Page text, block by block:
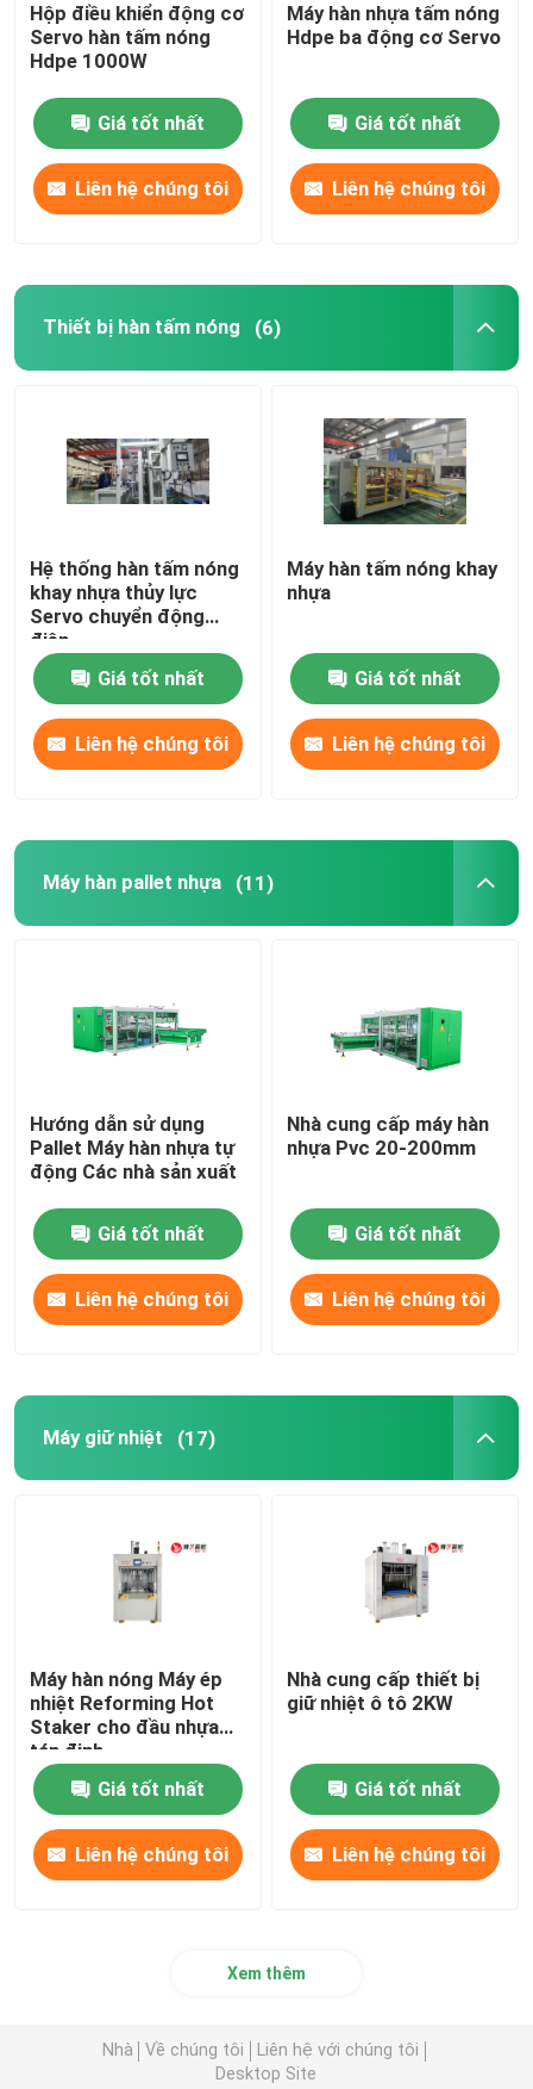
Hộp điều khiển động cơ
Servo hàn tấm nóng
Hdpe 1000W
Giá tốt nhất
Liên hệ chúng tôi
Máy hàn nhựa tấm nóng
Hdpe ba động cơ Servo
Giá tốt nhất
Liên hệ chúng tôi
Thiết bị hàn tấm nóng (6)
Hệ thống hàn tấm nóng
khay nhựa thủy lực
Servo chuyển động
điện
Giá tốt nhất
Liên hệ chúng tôi
Máy hàn tấm nóng khay
nhựa
Giá tốt nhất
Liên hệ chúng tôi
Máy hàn pallet nhựa (11)
Hướng dẫn sử dụng
Pallet Máy hàn nhựa tự
động Các nhà sản xuất
Giá tốt nhất
Liên hệ chúng tôi
Nhà cung cấp máy hàn
nhựa Pvc 20-200mm
Giá tốt nhất
Liên hệ chúng tôi
Máy giữ nhiệt (17)
Máy hàn nóng Máy ép
nhiệt Reforming Hot
Staker cho đầu nhựa
tán đinh
Giá tốt nhất
Liên hệ chúng tôi
Nhà cung cấp thiết bị
giữ nhiệt ô tô 2KW
Giá tốt nhất
Liên hệ chúng tôi
Xem thêm
Nhà Về chúng tôi
Liên hệ với chúng tôi
Desktop Site